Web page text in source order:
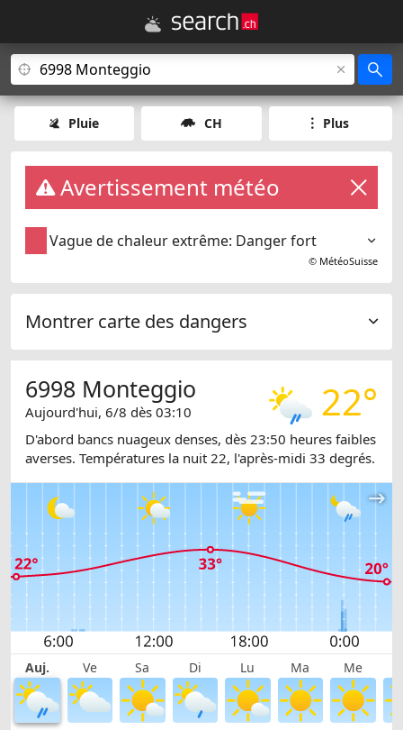
Pluie CH Plus
Avertissement météo
Vague de chaleur extrême: Danger fort
© MétéoSuisse
Montrer carte des dangers
22°
6998 Monteggio
Aujourd'hui, 6/8 dès 03:10
D'abord bancs nuageux denses, dès 23:50 heures faibles
averses. Températures la nuit 22, l'après-midi 33 degrés.
Auj. Ve Sa Di Lu Ma Me